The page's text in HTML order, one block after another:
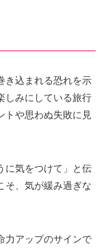
き込まれる恐れを示
しみにしている旅行
トや思わぬ失敗に見
に気をつけて」と伝
そ、気が緩み過ぎな
力アップのサインで